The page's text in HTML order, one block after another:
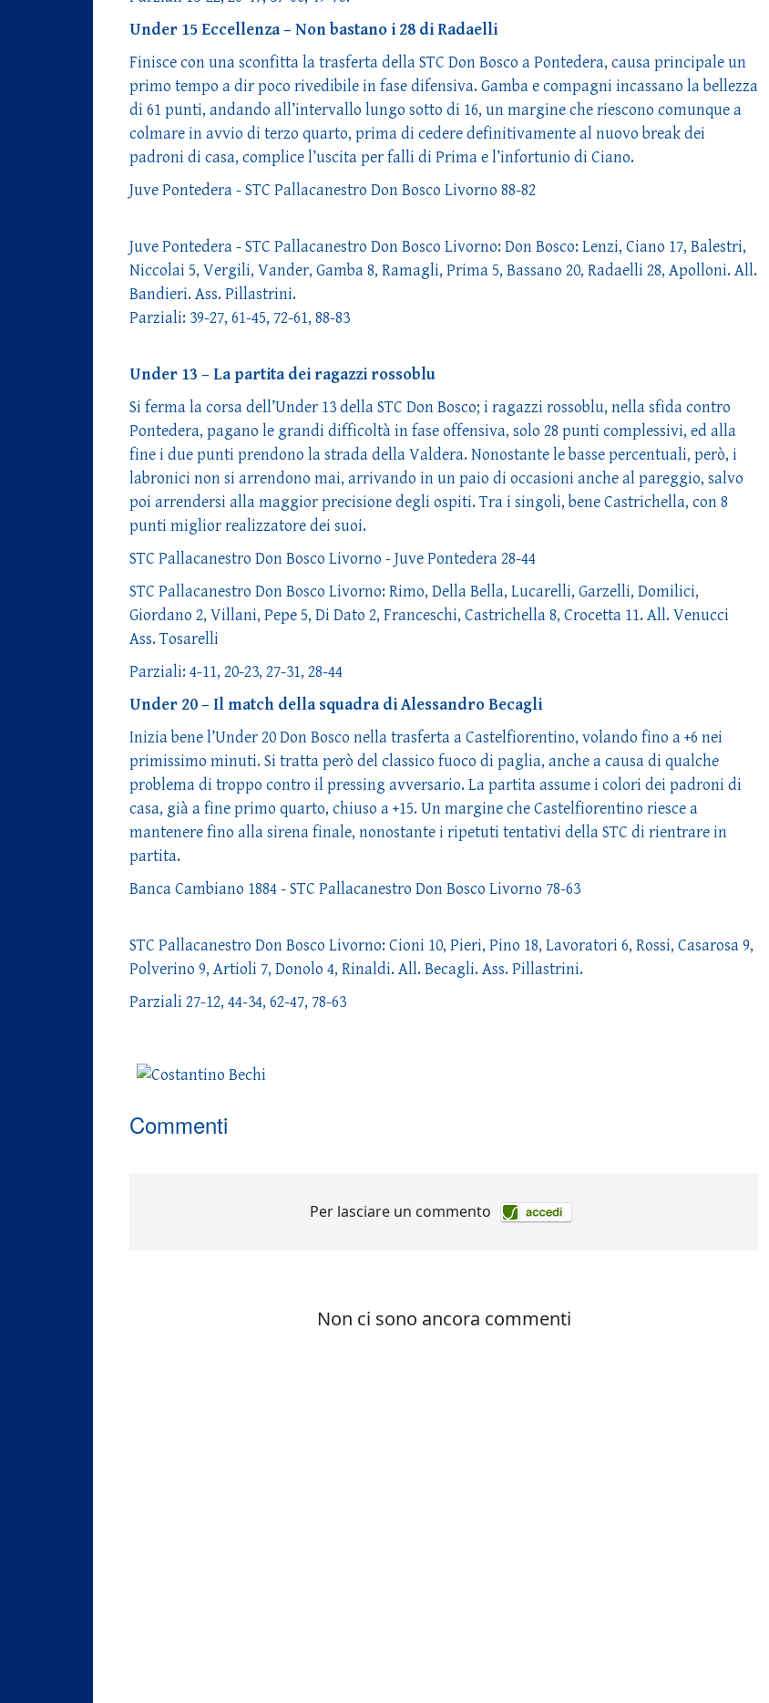
Under 15 Eccellenza – Non bastano i 28 di Radaelli
Finisce con una sconfitta la trasferta della STC Don Bosco a Pontedera, causa principale un
primo tempo a dir poco rivedibile in fase difensiva. Gamba e compagni incassano la bellezza
di 61 punti, andando all’intervallo lungo sotto di 16, un margine che riescono comunque a
colmare in avvio di terzo quarto, prima di cedere definitivamente al nuovo break dei
padroni di casa, complice l’uscita per falli di Prima e l’infortunio di Ciano.
Juve Pontedera - STC Pallacanestro Don Bosco Livorno 88-82
Juve Pontedera - STC Pallacanestro Don Bosco Livorno: Don Bosco: Lenzi, Ciano 17, Balestri,
Niccolai 5, Vergili, Vander, Gamba 8, Ramagli, Prima 5, Bassano 20, Radaelli 28, Apolloni. All.
Bandieri. Ass. Pillastrini.
Parziali: 39-27, 61-45, 72-61, 88-83
Under 13 – La partita dei ragazzi rossoblu
Si ferma la corsa dell’Under 13 della STC Don Bosco; i ragazzi rossoblu, nella sfida contro
Pontedera, pagano le grandi difficoltà in fase offensiva, solo 28 punti complessivi, ed alla
fine i due punti prendono la strada della Valdera. Nonostante le basse percentuali, però, i
labronici non si arrendono mai, arrivando in un paio di occasioni anche al pareggio, salvo
poi arrendersi alla maggior precisione degli ospiti. Tra i singoli, bene Castrichella, con 8
punti miglior realizzatore dei suoi.
STC Pallacanestro Don Bosco Livorno - Juve Pontedera 28-44
STC Pallacanestro Don Bosco Livorno: Rimo, Della Bella, Lucarelli, Garzelli, Domilici,
Giordano 2, Villani, Pepe 5, Di Dato 2, Franceschi, Castrichella 8, Crocetta 11. All. Venucci
Ass. Tosarelli
Parziali: 4-11, 20-23, 27-31, 28-44
Under 20 – Il match della squadra di Alessandro Becagli
Inizia bene l’Under 20 Don Bosco nella trasferta a Castelfiorentino, volando fino a +6 nei
primissimo minuti. Si tratta però del classico fuoco di paglia, anche a causa di qualche
problema di troppo contro il pressing avversario. La partita assume i colori dei padroni di
casa, già a fine primo quarto, chiuso a +15. Un margine che Castelfiorentino riesce a
mantenere fino alla sirena finale, nonostante i ripetuti tentativi della STC di rientrare in
partita.
Banca Cambiano 1884 - STC Pallacanestro Don Bosco Livorno 78-63
STC Pallacanestro Don Bosco Livorno: Cioni 10, Pieri, Pino 18, Lavoratori 6, Rossi, Casarosa 9,
Polverino 9, Artioli 7, Donolo 4, Rinaldi. All. Becagli. Ass. Pillastrini.
Parziali 27-12, 44-34, 62-47, 78-63
Commenti